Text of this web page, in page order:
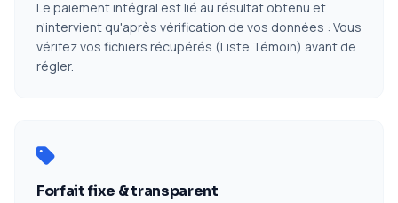
Le paiement intégral est lié au résultat obtenu et
n'intervient qu'après vérification de vos données : Vous
vérifez vos fichiers récupérés (Liste Témoin) avant de
régler.
Forfait fixe & transparent